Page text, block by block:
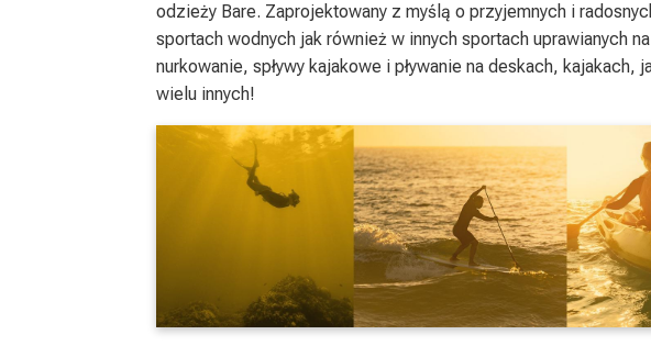
odzieży Bare. Zaprojektowany z myślą o przyjemnych i
sportach wodnych jak również w innych sportach uprawianych
nurkowanie, spływy kajakowe i pływanie na deskach,
wielu innych!